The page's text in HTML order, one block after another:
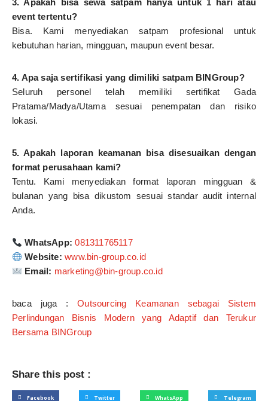
3. Apakah bisa sewa satpam hanya untuk 1 hari atau
event tertentu?
Bisa. Kami menyediakan satpam profesional untuk
kebutuhan harian, mingguan, maupun event besar.
4. Apa saja sertifikasi yang dimiliki satpam BINGroup?
Seluruh personel telah memiliki sertifikat Gada
Pratama/Madya/Utama sesuai penempatan dan risiko
lokasi.
5. Apakah laporan keamanan bisa disesuaikan dengan
format perusahaan kami?
Tentu. Kami menyediakan format laporan mingguan &
bulanan yang bisa dikustom sesuai standar audit internal
Anda.
WhatsApp: 081311765117
Website: www.bin-group.co.id
Email: marketing@bin-group.co.id
baca juga : Outsourcing Keamanan sebagai Sistem
Perlindungan Bisnis Modern yang Adaptif dan Terukur
Bersama BINGroup
Share this post :
Facebook Twitter WhatsApp Telegram